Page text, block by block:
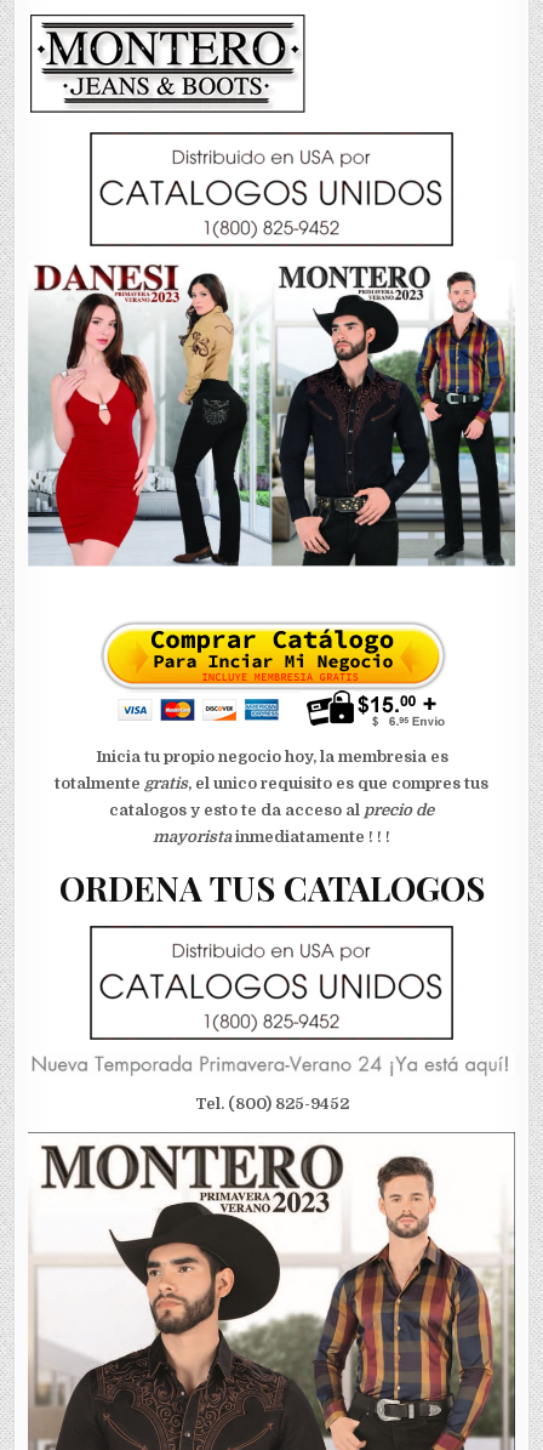
Inicia tu propio negocio hoy, la membresia es
totalmente gratis, el unico requisito es que compres tus
catalogos y esto te da acceso al precio de
mayoristainmediatamente ! ! !
ORDENA TUS CATALOGOS
Tel. (800) 825-9452